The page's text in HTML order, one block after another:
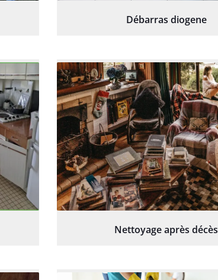
Débarras diogene
Nettoyage après décès